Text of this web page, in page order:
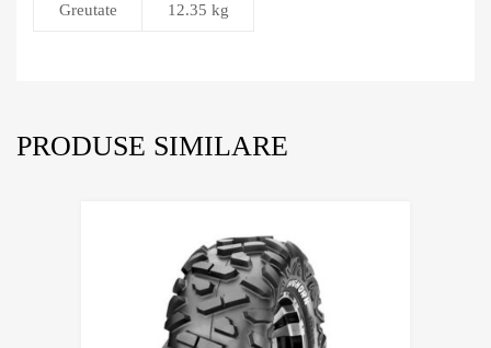
Greutate 12.35 kg
PRODUSE SIMILARE